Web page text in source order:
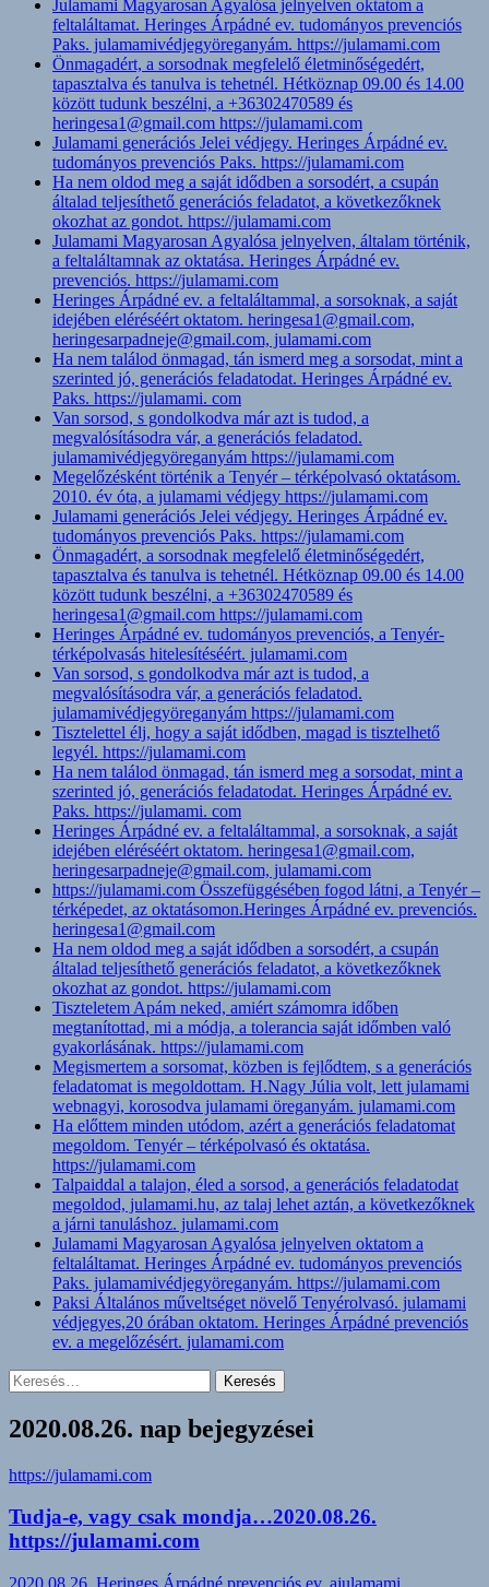
Julamami Magyarosan Agyalósa jelnyelven oktatom a
feltaláltamat. Heringes Árpádné ev. tudományos prevenciós
Paks. julamamivédjegyöreganyám. https://julamami.com
Önmagadért, a sorsodnak megfelelő életminőségedért,
tapasztalva és tanulva is tehetnél. Hétköznap 09.00 és 14.00
között tudunk beszélni, a +36302470589 és
heringesa1@gmail.com https://julamami.com
Julamami generációs Jelei védjegy. Heringes Árpádné ev.
tudományos prevenciós Paks. https://julamami.com
Ha nem oldod meg a saját idődben a sorsodért, a csupán
általad teljesíthető generációs feladatot, a következőknek
okozhat az gondot. https://julamami.com
Julamami Magyarosan Agyalósa jelnyelven, általam történik,
a feltaláltamnak az oktatása. Heringes Árpádné ev.
prevenciós. https://julamami.com
Heringes Árpádné ev. a feltaláltammal, a sorsoknak, a saját
idejében eléréséért oktatom. heringesa1@gmail.com,
heringesarpadneje@gmail.com, julamami.com
Ha nem találod önmagad, tán ismerd meg a sorsodat, mint a
szerinted jó, generációs feladatodat. Heringes Árpádné ev.
Paks. https://julamami. com
Van sorsod, s gondolkodva már azt is tudod, a
megvalósításodra vár, a generációs feladatod.
julamamivédjegyöreganyám https://julamami.com
Megelőzésként történik a Tenyér – térképolvasó oktatásom.
2010. év óta, a julamami védjegy https://julamami.com
Julamami generációs Jelei védjegy. Heringes Árpádné ev.
tudományos prevenciós Paks. https://julamami.com
Önmagadért, a sorsodnak megfelelő életminőségedért,
tapasztalva és tanulva is tehetnél. Hétköznap 09.00 és 14.00
között tudunk beszélni, a +36302470589 és
heringesa1@gmail.com https://julamami.com
Heringes Árpádné ev. tudományos prevenciós, a Tenyér-
térképolvasás hitelesítéséért. julamami.com
Van sorsod, s gondolkodva már azt is tudod, a
megvalósításodra vár, a generációs feladatod.
julamamivédjegyöreganyám https://julamami.com
Tisztelettel élj, hogy a saját idődben, magad is tisztelhető
legyél. https://julamami.com
Ha nem találod önmagad, tán ismerd meg a sorsodat, mint a
szerinted jó, generációs feladatodat. Heringes Árpádné ev.
Paks. https://julamami. com
Heringes Árpádné ev. a feltaláltammal, a sorsoknak, a saját
idejében eléréséért oktatom. heringesa1@gmail.com,
heringesarpadneje@gmail.com, julamami.com
https://julamami.com Összefüggésében fogod látni, a Tenyér –
térképedet, az oktatásomon.Heringes Árpádné ev. prevenciós.
heringesa1@gmail.com
Ha nem oldod meg a saját idődben a sorsodért, a csupán
általad teljesíthető generációs feladatot, a következőknek
okozhat az gondot. https://julamami.com
Tiszteletem Apám neked, amiért számomra időben
megtanítottad, mi a módja, a tolerancia saját időmben való
gyakorlásának. https://julamami.com
Megismertem a sorsomat, közben is fejlődtem, s a generációs
feladatomat is megoldottam. H.Nagy Júlia volt, lett julamami
webnagyi, korosodva julamami öreganyám. julamami.com
Ha előttem minden utódom, azért a generációs feladatomat
megoldom. Tenyér – térképolvasó és oktatása.
https://julamami.com
Talpaiddal a talajon, éled a sorsod, a generációs feladatodat
megoldod, julamami.hu, az talaj lehet aztán, a következőknek
a járni tanuláshoz. julamami.com
Julamami Magyarosan Agyalósa jelnyelven oktatom a
feltaláltamat. Heringes Árpádné ev. tudományos prevenciós
Paks. julamamivédjegyöreganyám. https://julamami.com
Paksi Általános műveltséget növelő Tenyérolvasó. julamami
védjegyes,20 órában oktatom. Heringes Árpádné prevenciós
ev. a megelőzésért. julamami.com
Keresés:
2020.08.26. nap bejegyzései
https://julamami.com
Tudja-e, vagy csak mondja…2020.08.26.
https://julamami.com